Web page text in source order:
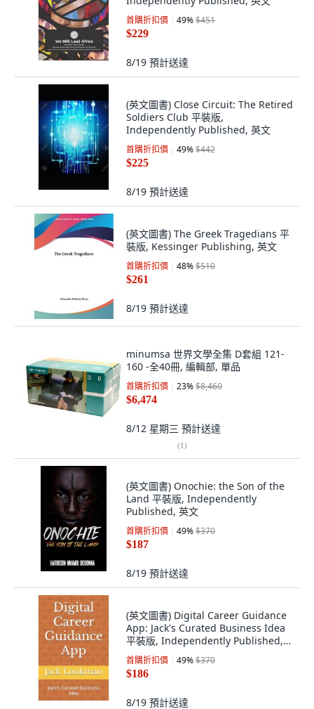
首購折扣價 49%$451
$229
8/19 預計送達
(英文圖書) Close Circuit: The Retired
Soldiers Club 平裝版,
Independently Published, 英文
首購折扣價 49%$442
$225
8/19 預計送達
(英文圖書) The Greek Tragedians 平
裝版, Kessinger Publishing, 英文
首購折扣價 48%$510
$261
8/19 預計送達
minumsa 世界文學全集 D套組 121-
160 -全40冊, 編輯部, 單品
首購折扣價 23%$8,460
$6,474
8/12 星期三 預計送達
(1)
(英文圖書) Onochie: the Son of the
Land 平裝版, Independently
Published, 英文
首購折扣價 49%$370
$187
8/19 預計送達
(英文圖書) Digital Career Guidance
App: Jack's Curated Business Idea
平裝版, Independently Published,
英文
首購折扣價 49%$370
$186
8/19 預計送達